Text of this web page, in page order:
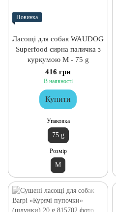
Новинка
Ласощі для собак WAUDOG
Superfood сирна паличка з
куркумою M - 75 g
416 грн
В наявності
Купити
Упаковка
75 g
Розмір
M